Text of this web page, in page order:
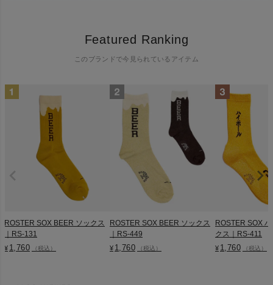
Featured Ranking
このブランドで今見られているアイテム
ROSTER SOX BEER ソックス
｜RS-131
¥ 1,760 （税込）
ROSTER SOX BEER ソックス
｜RS-449
¥ 1,760 （税込）
ROSTER SOX
クス｜RS-411
¥ 1,760 （税込）